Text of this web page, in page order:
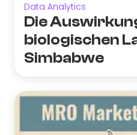
Data Analytics
Die
biologischen
Simbabwe